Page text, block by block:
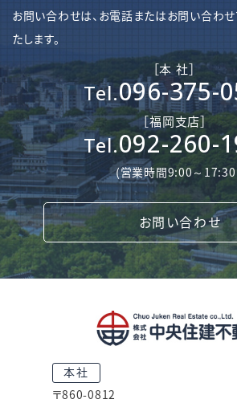
お問い合わせは、お電話またはお問い合わ
たします。
［本 社］
Tel.096-375-
［​福岡支店］
Tel.092-260-
(営業時間9:00～17:30
お問い合わせ
本社
〒860-0812